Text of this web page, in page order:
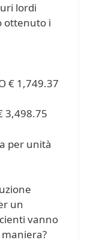
lordi
ottenuto i
€ 1,749.37
3,498.75
per unità
un
vanno